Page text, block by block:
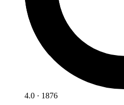
4.0 · 1876